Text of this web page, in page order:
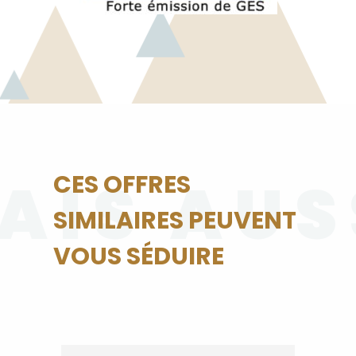
CES OFFRES
SIMILAIRES PEUVENT
VOUS SÉDUIRE